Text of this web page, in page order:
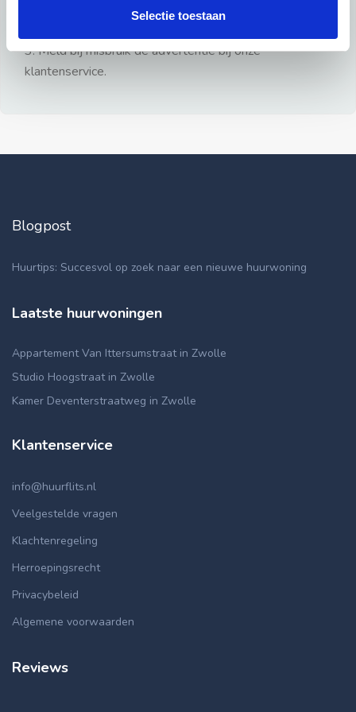
Selectie toestaan
3: Meld bij misbruik de advertentie bij onze
klantenservice.
Blogpost
Huurtips: Succesvol op zoek naar een nieuwe huurwoning
Laatste huurwoningen
Appartement Van Ittersumstraat in Zwolle
Studio Hoogstraat in Zwolle
Kamer Deventerstraatweg in Zwolle
Klantenservice
info@huurflits.nl
Veelgestelde vragen
Klachtenregeling
Herroepingsrecht
Privacybeleid
Algemene voorwaarden
Reviews